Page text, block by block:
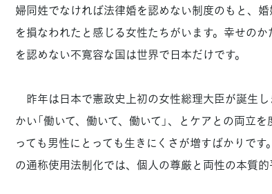
婦同姓でなければ法律婚を認めない制度のもと、
を損なわれたと感じる女性たちがいます。幸せの
を認めない不寛容な国は世界で日本だけです。
昨年は日本で憲政史上初の女性総理大臣が誕生
かい「働いて、働いて、働いて」、とケアとの両立
っても男性にとっても生きにくさが増すばかりで
の通称使用法制化では、個人の尊厳と両性の本質